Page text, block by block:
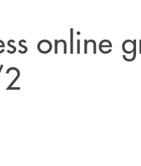
online